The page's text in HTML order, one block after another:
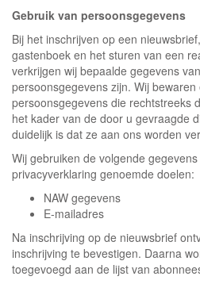
Gebruik van persoonsgegevens
Bij het inschrijven op een
gastenboek en het sturen van een
verkrijgen wij bepaalde gegevens
persoonsgegevens zijn. Wij
persoonsgegevens die rechtstreeks
het kader van de door u gevraagde
duidelijk is dat ze aan ons worden
Wij gebruiken de volgende
privacyverklaring genoemde doelen:
NAW gegevens
E-mailadres
Na inschrijving op de nieuwsbrief
inschrijving te bevestigen. Daarna
toegevoegd aan de lijst van